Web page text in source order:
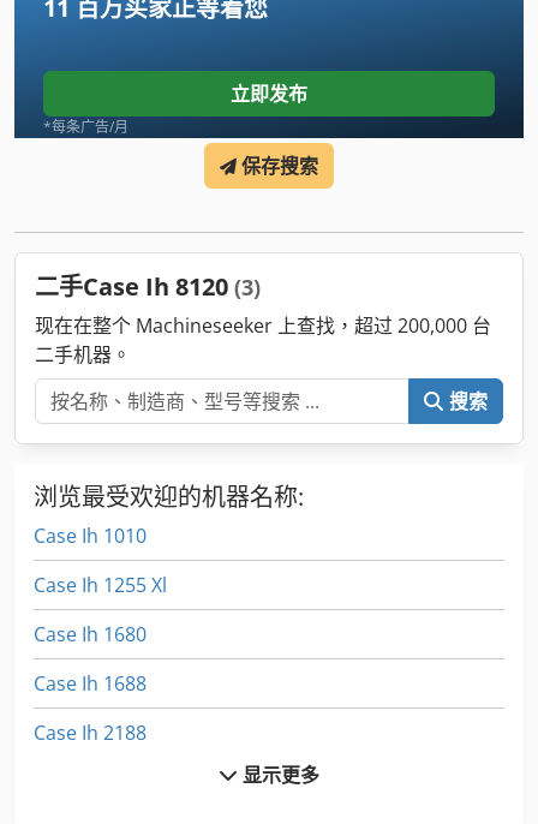
11 百万买家正等着您
立即发布
*每条广告/月
保存搜索
二手Case Ih 8120 (3)
现在在整个 Machineseeker 上查找，超过 200,000 台
二手机器。
搜索
浏览最受欢迎的机器名称:
Case Ih 1010
Case Ih 1255 Xl
Case Ih 1680
Case Ih 1688
Case Ih 2188
显示更多